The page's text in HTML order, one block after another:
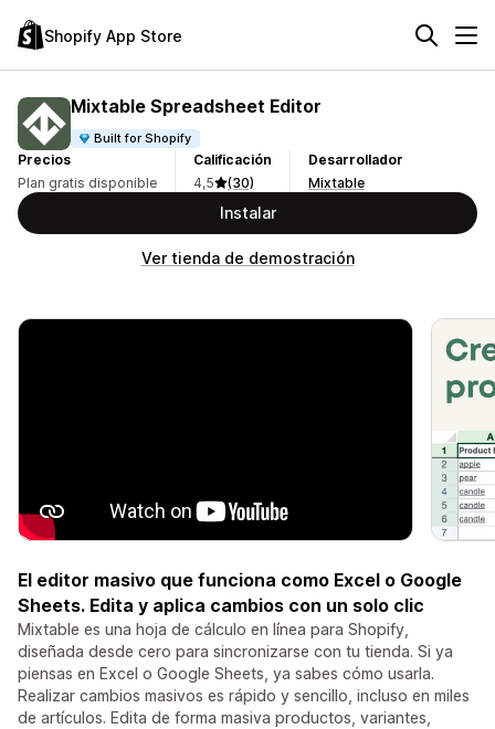
Shopify App Store
Mixtable Spreadsheet Editor
Built for Shopify
Precios
Plan gratis disponible
Calificación
4,5
(30)
Desarrollador
Mixtable
Instalar
Ver tienda de demostración
El editor masivo que funciona como Excel o Google
Sheets. Edita y aplica cambios con un solo clic
Mixtable es una hoja de cálculo en línea para Shopify,
diseñada desde cero para sincronizarse con tu tienda. Si ya
piensas en Excel o Google Sheets, ya sabes cómo usarla.
Realizar cambios masivos es rápido y sencillo, incluso en miles
de artículos. Edita de forma masiva productos, variantes,